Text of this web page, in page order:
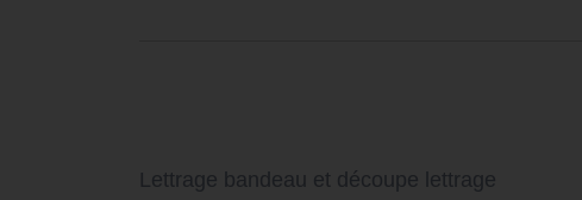
Lettrage bandeau et découpe lettrage